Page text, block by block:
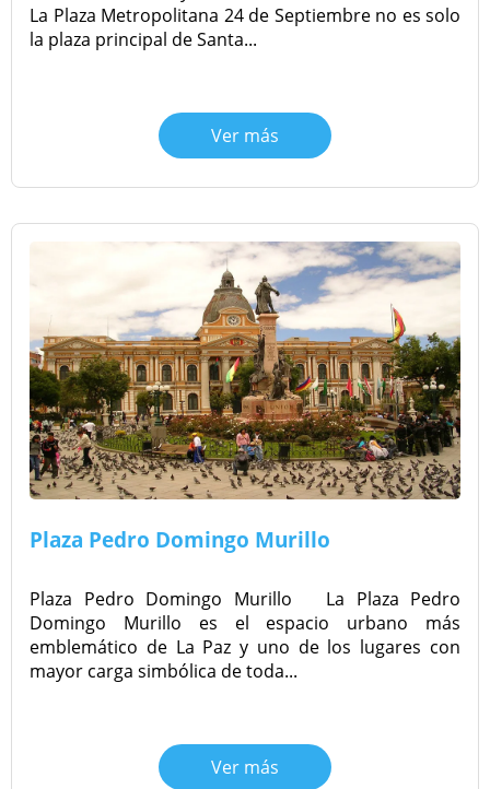
La Plaza Metropolitana 24 de Septiembre no es solo
la plaza principal de Santa...
Ver más
Plaza Pedro Domingo Murillo
Plaza Pedro Domingo Murillo La Plaza Pedro
Domingo Murillo es el espacio urbano más
emblemático de La Paz y uno de los lugares con
mayor carga simbólica de toda...
Ver más